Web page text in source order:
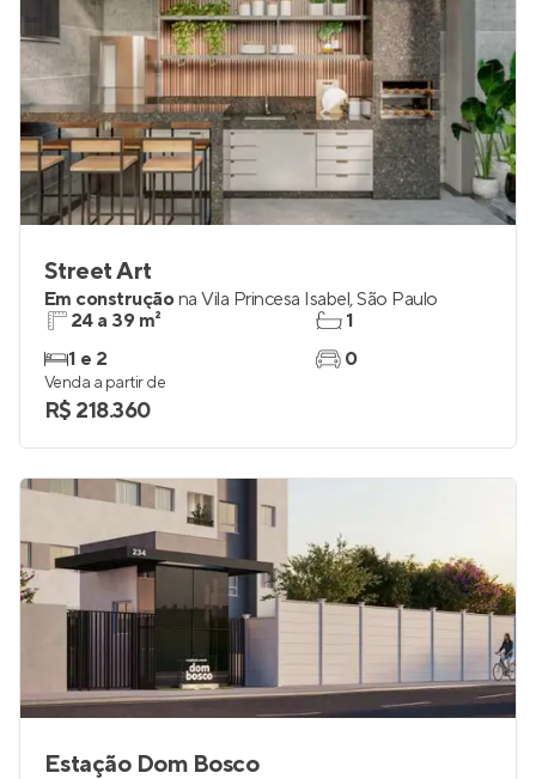
Street Art
Em construçãona Vila Princesa Isabel,São Paulo
24 a 39 m²
1 e 2
1
0
Venda a partir de
R$ 218.360
Estação Dom Bosco